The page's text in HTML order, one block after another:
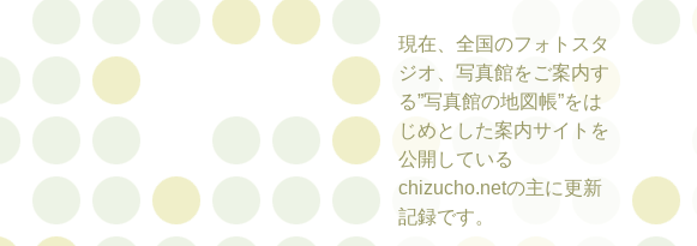
現在、全国のフォトスタ
ジオ、写真館をご案内す
る”写真館の地図帳”をは
じめとした案内サイトを
公開している
chizucho.netの主に更新
記録です。